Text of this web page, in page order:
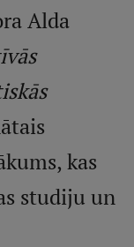
Alda
kas
studiju un